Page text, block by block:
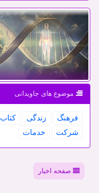
موضوع های جاویدانی
فرهنگ زندگی كتاب
شركت
خدمات
صفحه اخبار